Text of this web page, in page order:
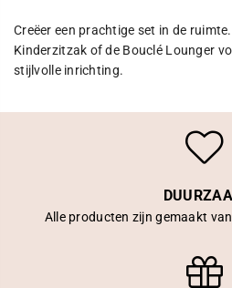
Creëer een prachtige set in de
Kinderzitzak of de Bouclé Lounger
stijlvolle inrichting.
Alle producten zijn gemaakt